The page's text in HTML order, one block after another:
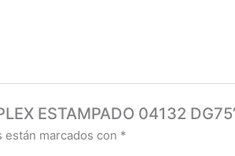
ESTAMPADO 04132
marcados con *